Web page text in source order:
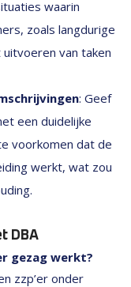
waarin
zoals langdurige
van taken
: Geef
een duidelijke
voorkomen dat de
werkt, wat zou
DBA
gezag werkt?
zzp’er onder